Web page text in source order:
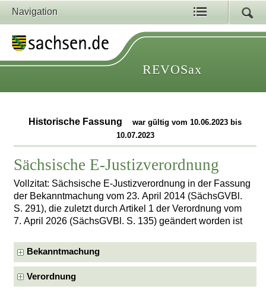
Navigation
REVOSax
Historische Fassung
war gültig vom 10.06.2023 bis
10.07.2023
Sächsische E-Justizverordnung
Vollzitat: Sächsische E-Justizverordnung in der Fassung
der Bekanntmachung vom 23. April 2014 (SächsGVBl.
S. 291), die zuletzt durch Artikel 1 der Verordnung vom
7. April 2026 (SächsGVBl. S. 135) geändert worden ist
Bekanntmachung
Verordnung